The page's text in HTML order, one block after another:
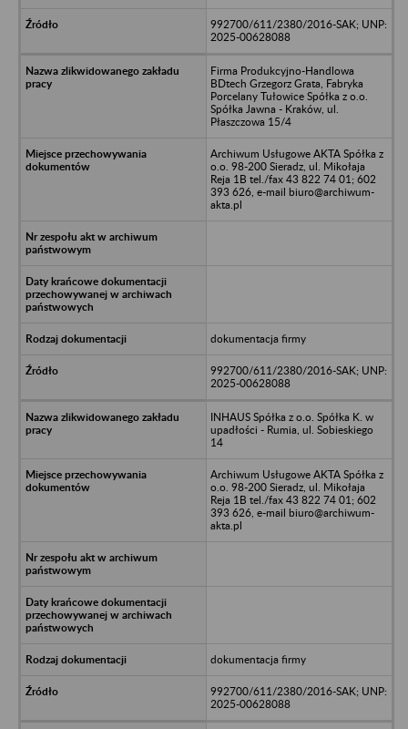
992700/611/2380/2016-SAK; UNP:
2025-00628088
Firma Produkcyjno-Handlowa
BDtech Grzegorz Grata, Fabryka
Porcelany Tułowice Spółka z o.o.
Spółka Jawna - Kraków, ul.
Płaszczowa 15/4
Archiwum Usługowe AKTA Spółka z
o.o. 98-200 Sieradz, ul. Mikołaja
Reja 1B tel./fax 43 822 74 01; 602
393 626, e-mail biuro@archiwum-
akta.pl
dokumentacja firmy
992700/611/2380/2016-SAK; UNP:
2025-00628088
INHAUS Spółka z o.o. Spółka K. w
upadłości - Rumia, ul. Sobieskiego
14
Archiwum Usługowe AKTA Spółka z
o.o. 98-200 Sieradz, ul. Mikołaja
Reja 1B tel./fax 43 822 74 01; 602
393 626, e-mail biuro@archiwum-
akta.pl
dokumentacja firmy
992700/611/2380/2016-SAK; UNP:
2025-00628088